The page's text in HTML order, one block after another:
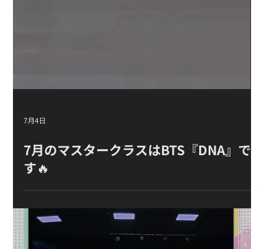
7月4日
7月のマスタークラスはBTS『DNA』で